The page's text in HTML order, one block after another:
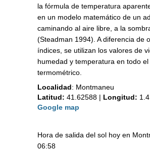
la fórmula de temperatura
en un modelo matemático de un
caminando al aire libre, a la
(Steadman 1994). A diferencia de
índices, se utilizan los valores de
humedad y temperatura en todo
termométrico.
Localidad: Montmaneu
Latitud: 41.62588 | Longitud:
Google map
Hora de salida del sol hoy en
06:58